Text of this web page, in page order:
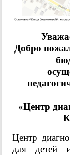
Добро
«Центр
Центр
для детей